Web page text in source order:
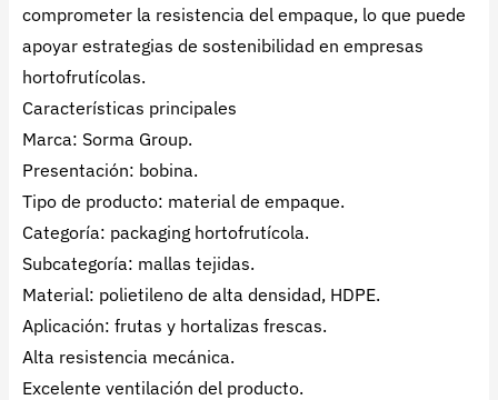
comprometer la resistencia del empaque, lo que puede
apoyar estrategias de sostenibilidad en empresas
hortofrutícolas.
Características principales
Marca: Sorma Group.
Presentación: bobina.
Tipo de producto: material de empaque.
Categoría: packaging hortofrutícola.
Subcategoría: mallas tejidas.
Material: polietileno de alta densidad, HDPE.
Aplicación: frutas y hortalizas frescas.
Alta resistencia mecánica.
Excelente ventilación del producto.